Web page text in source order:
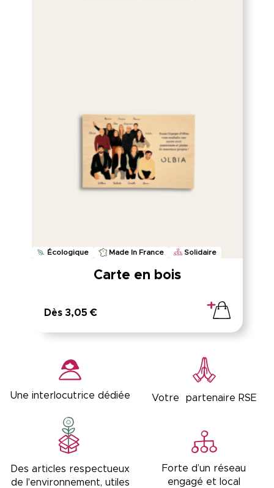
Écologique Made In France Solidaire
Carte en bois
Dès 3,05 €
Une interlocutrice dédiée Votre partenaire RSE
Des articles respectueux
de l'environnement, utiles
Forte d’un réseau
engagé et local